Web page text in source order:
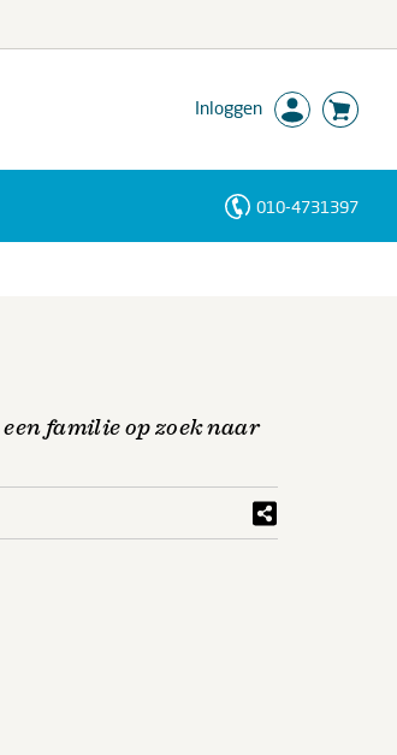
Inloggen
010-4731397
familie op zoek naar